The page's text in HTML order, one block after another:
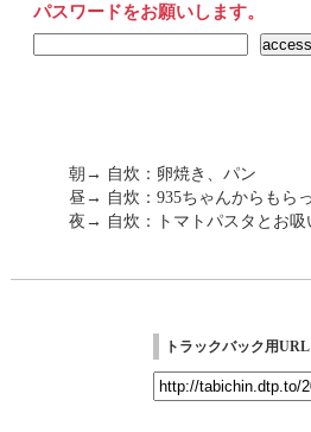
パスワードをお願いします。
朝→ 自炊：卵焼き、パン
昼→ 自炊：935ちゃんからもら
夜→ 自炊：トマトパスタとお吸
トラックバック用URL